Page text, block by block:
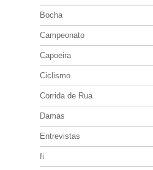
Bocha
Campeonato
Capoeira
Ciclismo
Corrida de Rua
Damas
Entrevistas
fi